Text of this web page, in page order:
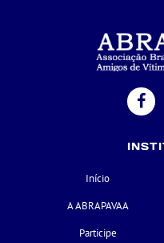
Início
A ABRAPAVAA
Participe